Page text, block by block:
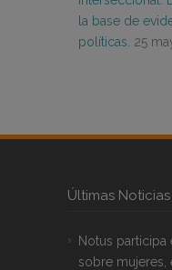
la base de
políticas. 25
Últimas Noticias
Notus participa
sobre